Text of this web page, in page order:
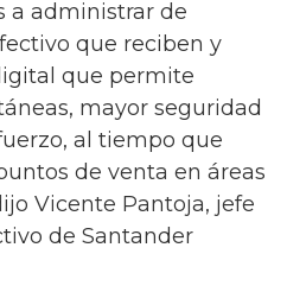
a administrar de
que reciben y
que permite
mayor seguridad
al tiempo que
de venta en áreas
Vicente Pantoja, jefe
de Santander